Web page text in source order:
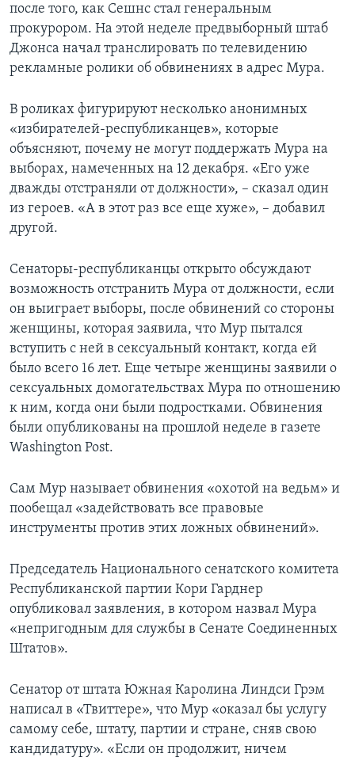
после того, как Сешнс стал генеральным
прокурором. На этой неделе предвыборный штаб
Джонса начал транслировать по телевидению
рекламные ролики об обвинениях в адрес Мура.
В роликах фигурируют несколько анонимных
«избирателей-республиканцев», которые
объясняют, почему не могут поддержать Мура на
выборах, намеченных на 12 декабря. «Его уже
дважды отстраняли от должности», – сказал один
из героев. «А в этот раз все еще хуже», – добавил
другой.
Сенаторы-республиканцы открыто обсуждают
возможность отстранить Мура от должности, если
он выиграет выборы, после обвинений со стороны
женщины, которая заявила, что Мур пытался
вступить с ней в сексуальный контакт, когда ей
было всего 16 лет. Еще четыре женщины заявили о
сексуальных домогательствах Мура по отношению
к ним, когда они были подростками. Обвинения
были опубликованы на прошлой неделе в газете
Washington Post.
Сам Мур называет обвинения «охотой на ведьм» и
пообещал «задействовать все правовые
инструменты против этих ложных обвинений».
Председатель Национального сенатского комитета
Республиканской партии Кори Гарднер
опубликовал заявления, в котором назвал Мура
«непригодным для службы в Сенате Соединенных
Штатов».
Сенатор от штата Южная Каролина Линдси Грэм
написал в «Твиттере», что Мур «оказал бы услугу
самому себе, штату, партии и стране, сняв свою
кандидатуру». «Если он продолжит, ничем